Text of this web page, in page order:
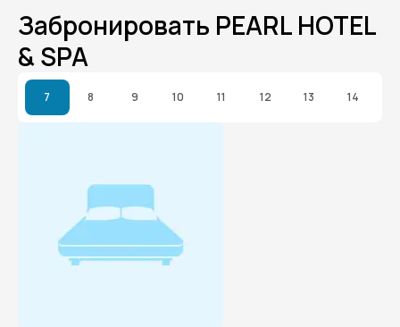
Забронировать PEARL HOTEL
& SPA
7 8 9 10 11 12 13 14